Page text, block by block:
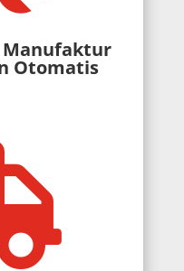
Manufaktur
Otomatis